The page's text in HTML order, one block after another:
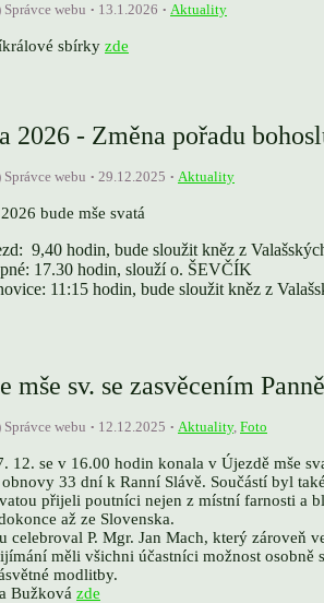
webu 13.1.2026 Aktuality
sbírky zde
2026 - Změna pořadu
webu 29.12.2025 Aktuality
bude mše svatá
9,40 hodin, bude sloužit kněz z
17.30 hodin, slouží o. ŠEVČÍK
11:15 hodin, bude sloužit kněz z
mše sv. se zasvěcením
webu 12.12.2025 Aktuality, Foto
12. se v 16.00 hodin konala v Újezdě mše
33 dní k Ranní Slávě. Součástí byl
přijeli poutníci nejen z místní farnosti a
až ze Slovenska.
celebroval P. Mgr. Jan Mach, který zároveň
měli všichni účastníci možnost osobně
modlitby.
Bužková zde